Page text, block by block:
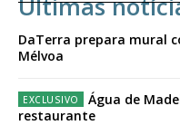
DaTerra prepara mural
Mélvoa
Água de
restaurante